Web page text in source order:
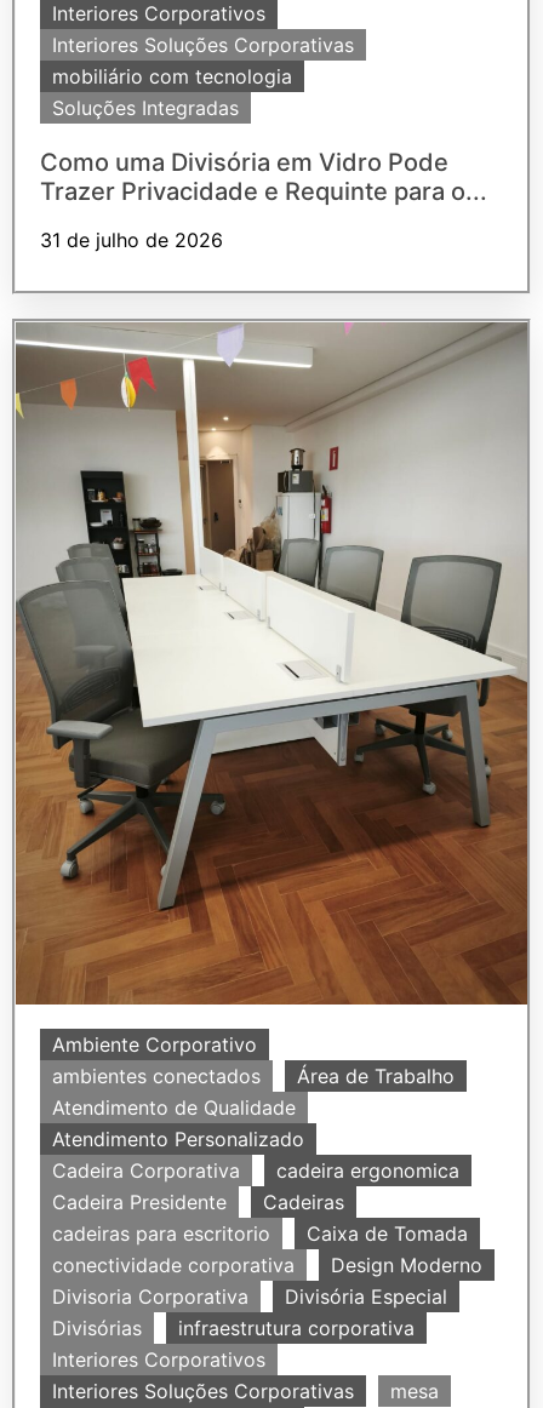
Interiores Corporativos
Interiores Soluções Corporativas
mobiliário com tecnologia
Soluções Integradas
Como uma Divisória em Vidro Pode
Trazer Privacidade e Requinte para o...
31 de julho de 2026
Ambiente Corporativo
ambientes conectados
Área de Trabalho
Atendimento de Qualidade
Atendimento Personalizado
Cadeira Corporativa
cadeira ergonomica
Cadeira Presidente
Cadeiras
cadeiras para escritorio
Caixa de Tomada
conectividade corporativa
Design Moderno
Divisoria Corporativa
Divisória Especial
Divisórias
infraestrutura corporativa
Interiores Corporativos
Interiores Soluções Corporativas
mesa